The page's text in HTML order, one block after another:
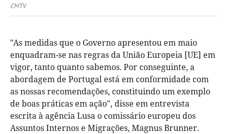
CMTV
"As medidas que o Governo apresentou em maio
enquadram-se nas regras da União Europeia [UE] em
vigor, tanto quanto sabemos. Por conseguinte, a
abordagem de Portugal está em conformidade com
as nossas recomendações, constituindo um exemplo
de boas práticas em ação", disse em entrevista
escrita à agência Lusa o comissário europeu dos
Assuntos Internos e Migrações, Magnus Brunner.